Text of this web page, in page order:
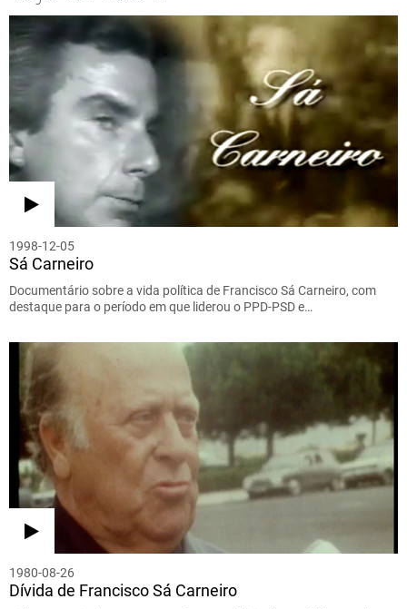
1998-12-05
Sá Carneiro
Documentário sobre a vida política de Francisco Sá Carneiro, com
destaque para o período em que liderou o PPD-PSD e…
1980-08-26
Dívida de Francisco Sá Carneiro